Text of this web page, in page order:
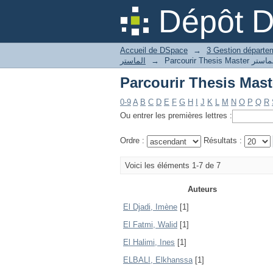
Dépôt
Accueil de DSpace →
الماستر
→
0-9 A B C D E F G H J K L M N O P Q R
Ou entrer les premières lettres :
Ordre : Résultats :
Voici les éléments 1-7 de 7
Auteurs
El Djadi, Imène [1]
El Fatmi, Walid [1]
El Halimi, Ines [1]
ELBALI, Elkhanssa[1]